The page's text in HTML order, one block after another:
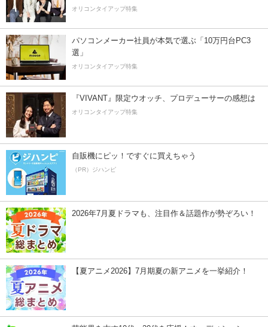
オリコンタイアップ特集
パソコンメーカー社員が本気で選ぶ「10万円台PC3
選」
オリコンタイアップ特集
『VIVANT』限定ウオッチ、プロデューサーの感想は
オリコンタイアップ特集
自販機にピッ！ですぐに買えちゃう
（PR）ジハンピ
2026年7月夏ドラマも、注目作＆話題作が勢ぞろい！
【夏アニメ2026】7月期夏の新アニメを一挙紹介！